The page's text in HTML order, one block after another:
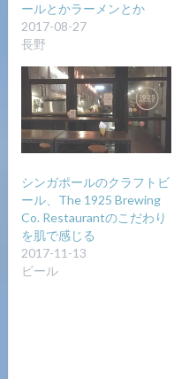
ールとかラーメンとか
2017-08-27
長野
シンガポールのクラフトビ
ール、The 1925 Brewing
Co. Restaurantのこだわり
を肌で感じる
2017-11-13
ビール